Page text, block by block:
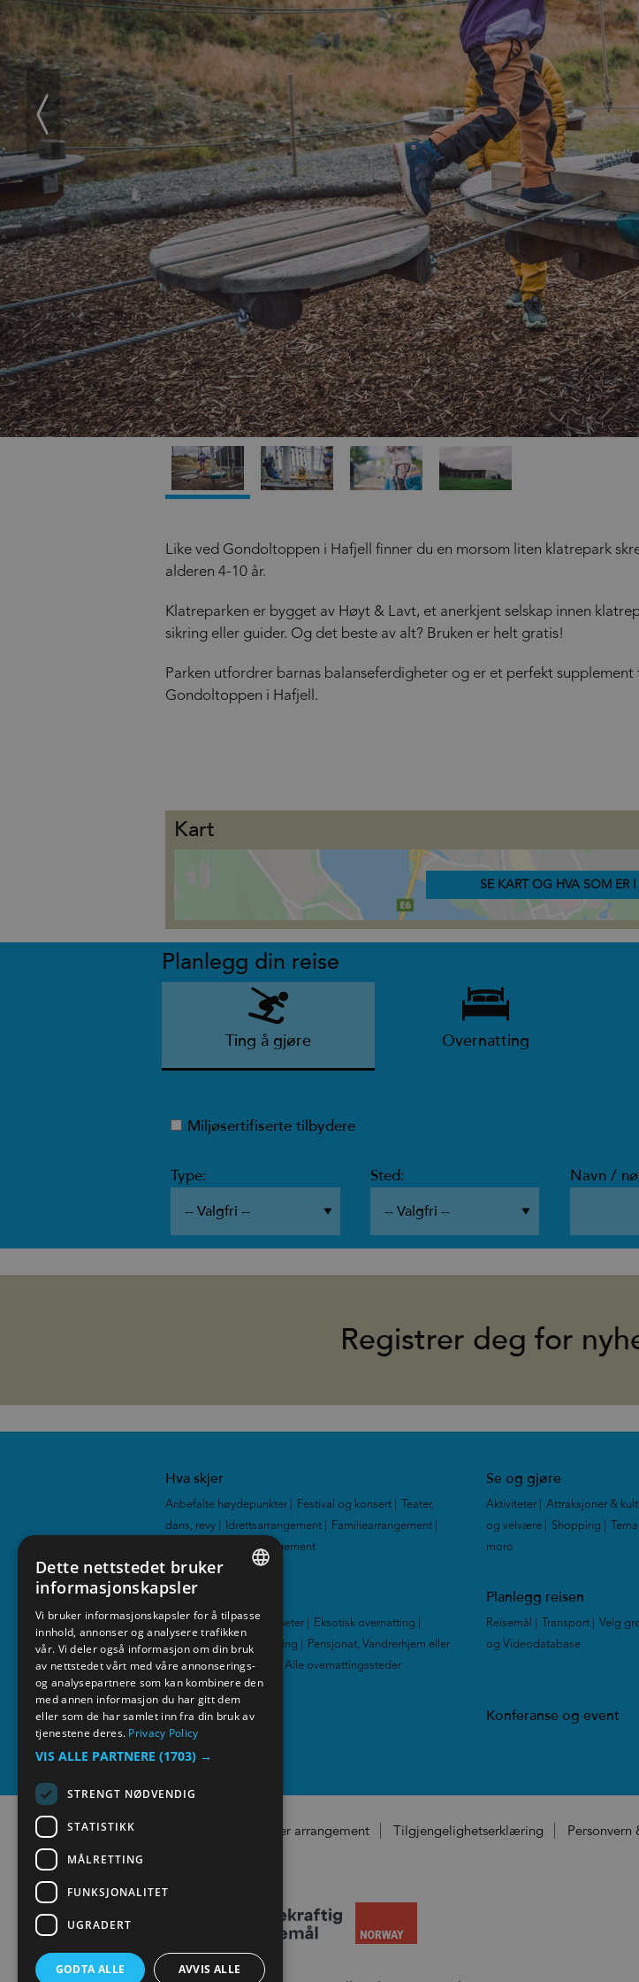
Prev
Like ved Gondoltoppen i Hafjell finner du en morsom liten klatrepark
alderen 4-10 år.
Klatreparken er bygget av Høyt & Lavt, et anerkjent selskap innen
sikring eller guider. Og det beste av alt? Bruken er helt gratis!
Parken utfordrer barnas balanseferdigheter og er et perfekt
Gondoltoppen i Hafjell.
Kart
SE KART OG HVA SOM ER
Planlegg din reise
Ting å gjøre Overnatting
Miljøsertifiserte tilbydere
Type: Sted: Navn /
Registrer deg for
Hva skjer
Anbefalte høydepunkter Festival og konsert
Teater,
dans, revy
Idrettsarrangement Familiearrangement
Alle arrangement
Se og gjøre
Aktiviteter Attraksjoner &
og velvære
Shopping Tema
moro
Overnatting
Hotell Hytter og leiligheter Eksotisk overnatting
Familievennlig overnatting
Pensjonat, Vandrerhjem eller
Gårdsferie| Camping Alle overnattingssteder
Planlegg reisen
Reisemål Transport Velg
og Videodatabase
Media Konferanse og event
Registrer arrangement Tilgjengelighetserklæring Personvern
NORWEGIAN
GERMAN
Dette nettstedet bruker
informasjonskapsler
Vi bruker informasjonskapsler for å tilpasse
innhold, annonser og analysere trafikken
vår. Vi deler også informasjon om din bruk
av nettstedet vårt med våre annonserings-
og analysepartnere som kan kombinere den
med annen informasjon du har gitt dem
eller som de har samlet inn fra din bruk av
tjenestene deres. Privacy Policy
VIS ALLE PARTNERE (1703) →
STRENGT NØDVENDIG
STATISTIKK
MÅLRETTING
FUNKSJONALITET
UGRADERT
GODTA ALLE AVVIS ALLE